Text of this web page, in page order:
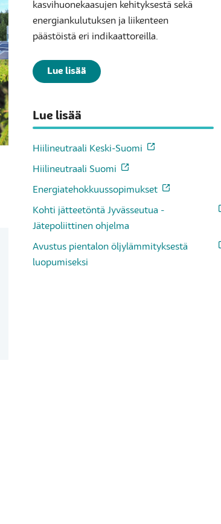
kasvihuonekaasujen kehityksestä sekä
energiankulutuksen ja liikenteen
päästöistä eri indikaattoreilla.
Lue lisää
Lue lisää
Hiilineutraali Keski-Suomi
Hiilineutraali Suomi
Energiatehokkuussopimukset
Kohti jätteetöntä Jyvässeutua -
Jätepoliittinen ohjelma
Avustus pientalon öljylämmityksestä
luopumiseksi